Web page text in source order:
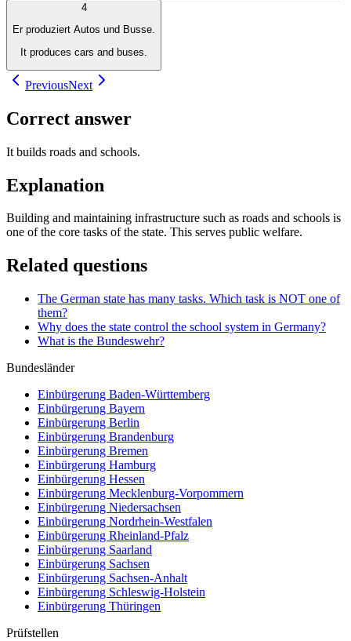
4
Er produziert Autos und Busse.
It produces cars and buses.
PreviousNext
Correct answer
It builds roads and schools.
Explanation
Building and maintaining infrastructure such as roads and schools is
one of the core tasks of the state. This serves public welfare.
Related questions
The German state has many tasks. Which task is NOT one of
them?
Why does the state control the school system in Germany?
What is the Bundeswehr?
Bundesländer
Einbürgerung Baden-Württemberg
Einbürgerung Bayern
Einbürgerung Berlin
Einbürgerung Brandenburg
Einbürgerung Bremen
Einbürgerung Hamburg
Einbürgerung Hessen
Einbürgerung Mecklenburg-Vorpommern
Einbürgerung Niedersachsen
Einbürgerung Nordrhein-Westfalen
Einbürgerung Rheinland-Pfalz
Einbürgerung Saarland
Einbürgerung Sachsen
Einbürgerung Sachsen-Anhalt
Einbürgerung Schleswig-Holstein
Einbürgerung Thüringen
Prüfstellen